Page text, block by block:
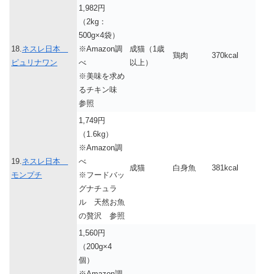
18.ネスレ日本
ピュリナワン
1,982円
（2kg：
500g×4袋）
※Amazon調
べ
※美味を求め
るチキン味
参照
成猫（1歳
以上）
鶏肉 370kcal
19.ネスレ日本
モンプチ
1,749円
（1.6kg）
※Amazon調
べ
※フードバッ
グナチュラ
ル 天然お魚
の贅沢 参照
成猫 白身魚 381kcal
1,560円
（200g×4
個）